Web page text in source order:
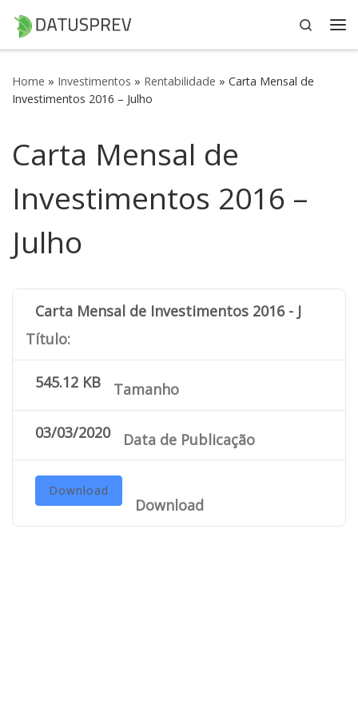
Skip to content
Search
Home » Investimentos » Rentabilidade » Carta Mensal de
Investimentos 2016 – Julho
Carta Mensal de
Investimentos 2016 –
Julho
Carta Mensal de Investimentos 2016 - Julho
Título:
545.12 KB Tamanho
03/03/2020 Data de Publicação
Download
Download